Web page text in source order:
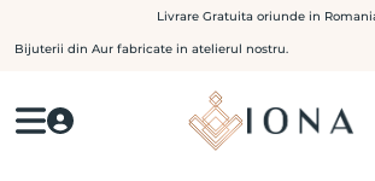
to
Livrare Gratuita oriunde in
Bijuterii din Aur fabricate in atelierul nostru.